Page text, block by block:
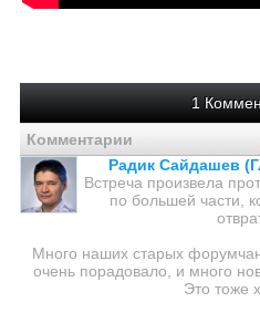
1
Комментарии
Радик Сайдашев
Встреча произвела
по большей части,
Много наших старых
очень порадовало, и много
Это тоже